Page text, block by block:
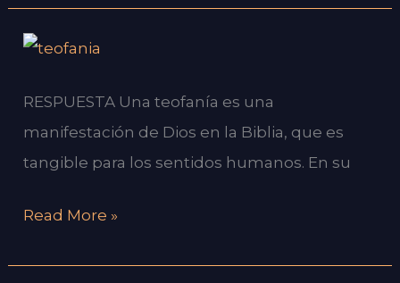
RESPUESTA Una teofanía es una
manifestación de Dios en la Biblia, que es
tangible para los sentidos humanos. En su
¿QUE
UNA
CRISTOFANÍA?
¿QUE
Read More »